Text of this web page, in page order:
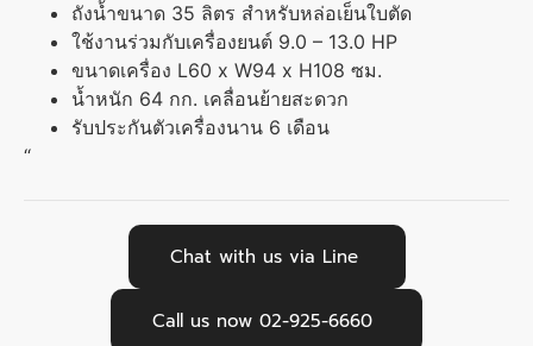
ถังน้ำขนาด 35 ลิตร สำหรับหล่อเย็นใบตัด
ใช้งานร่วมกับเครื่องยนต์ 9.0 – 13.0 HP
ขนาดเครื่อง L60 x W94 x H108 ซม.
น้ำหนัก 64 กก. เคลื่อนย้ายสะดวก
รับประกันตัวเครื่องนาน 6 เดือน
“
Chat with us via Line
Call us now 02-925-6660